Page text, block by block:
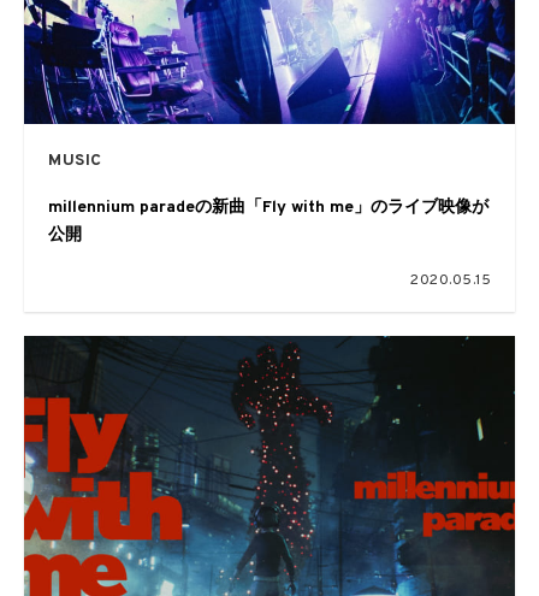
MUSIC
millennium paradeの新曲「Fly with me」のライブ映像が
公開
2020.05.15